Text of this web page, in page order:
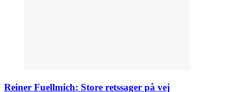
Reiner Fuellmich: Store retssager på vej